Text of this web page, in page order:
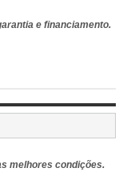
e financiamento.
melhores condições.